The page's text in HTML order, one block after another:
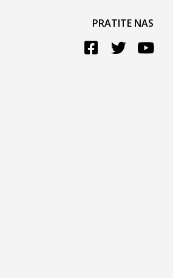
PRATITE NAS